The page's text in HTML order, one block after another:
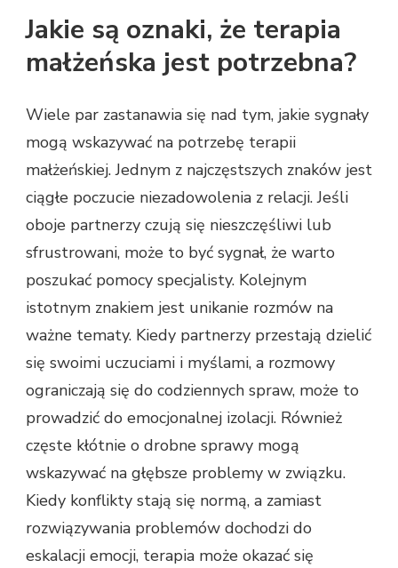
Jakie są oznaki, że terapia
małżeńska jest potrzebna?
Wiele par zastanawia się nad tym, jakie sygnały
mogą wskazywać na potrzebę terapii
małżeńskiej. Jednym z najczęstszych znaków jest
ciągłe poczucie niezadowolenia z relacji. Jeśli
oboje partnerzy czują się nieszczęśliwi lub
sfrustrowani, może to być sygnał, że warto
poszukać pomocy specjalisty. Kolejnym
istotnym znakiem jest unikanie rozmów na
ważne tematy. Kiedy partnerzy przestają dzielić
się swoimi uczuciami i myślami, a rozmowy
ograniczają się do codziennych spraw, może to
prowadzić do emocjonalnej izolacji. Również
częste kłótnie o drobne sprawy mogą
wskazywać na głębsze problemy w związku.
Kiedy konflikty stają się normą, a zamiast
rozwiązywania problemów dochodzi do
eskalacji emocji, terapia może okazać się